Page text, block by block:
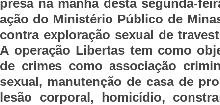
presa na manhã desta segunda-
ação do Ministério Público de
contra exploração sexual de
A operação Libertas tem como
de crimes como associação
sexual, manutenção de casa de
lesão corporal, homicídio,